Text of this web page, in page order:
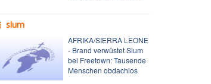
slum
AFRIKA/SIERRA LEONE
- Brand verwüstet Slum
bei Freetown: Tausende
Menschen obdachlos